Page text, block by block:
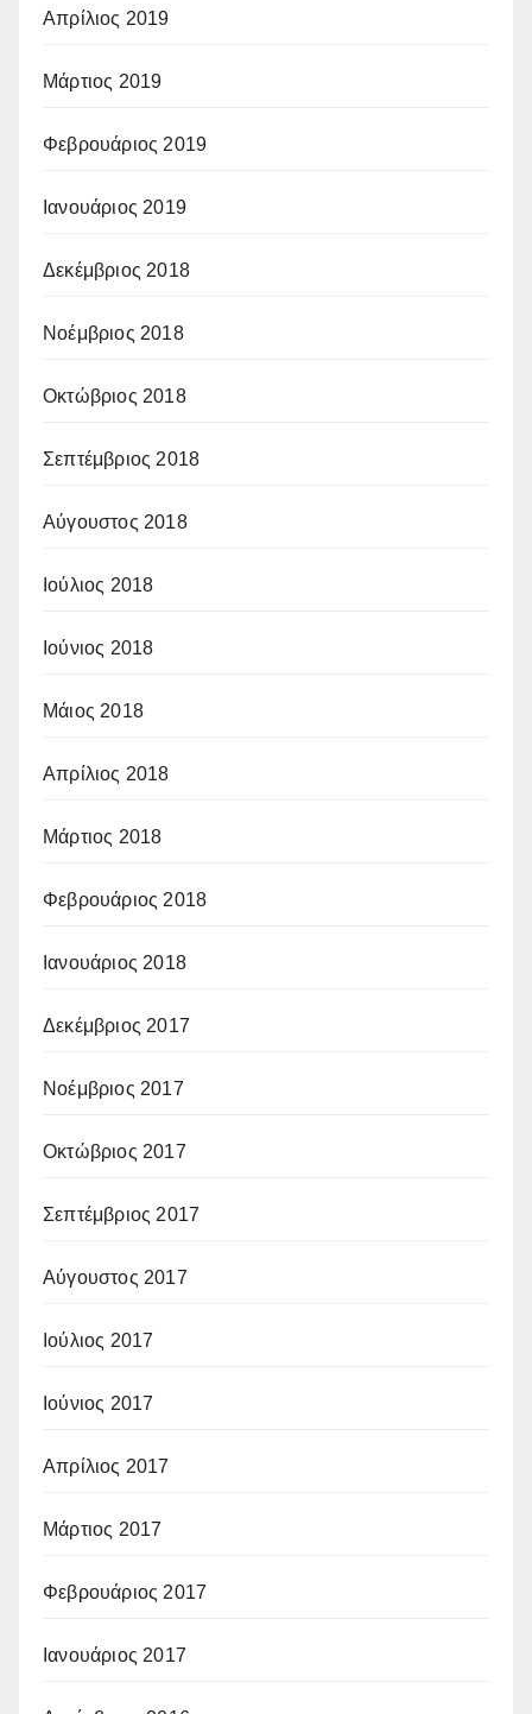
Απρίλιος 2019
Μάρτιος 2019
Φεβρουάριος 2019
Ιανουάριος 2019
Δεκέμβριος 2018
Νοέμβριος 2018
Οκτώβριος 2018
Σεπτέμβριος 2018
Αύγουστος 2018
Ιούλιος 2018
Ιούνιος 2018
Μάιος 2018
Απρίλιος 2018
Μάρτιος 2018
Φεβρουάριος 2018
Ιανουάριος 2018
Δεκέμβριος 2017
Νοέμβριος 2017
Οκτώβριος 2017
Σεπτέμβριος 2017
Αύγουστος 2017
Ιούλιος 2017
Ιούνιος 2017
Απρίλιος 2017
Μάρτιος 2017
Φεβρουάριος 2017
Ιανουάριος 2017